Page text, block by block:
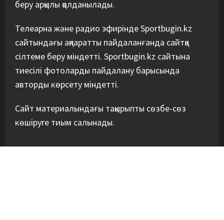
беру арқылы қолданылады.
Телеарна және радио эфирінде Sportbugin.kz
сайтындағы ақпаратты пайдаланғанда сайтқа
сілтеме беру міндетті. Sportbugin.kz сайтына
тиесілі фотоларды пайдалану барысында
авторды көрсету міндетті.
Сайт материалындағы тақырыпты сөзбе-сөз
көшіруге тиым салынады.